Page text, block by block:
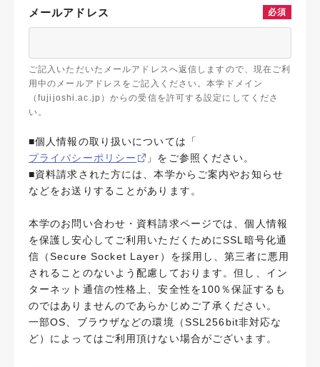
メールアドレス 必須
ご記入いただいたメールアドレスへ返信しますので、現在ご利
用中のメールアドレスをご記入ください。本学ドメイン
（fujijoshi.ac.jp）からの受信を許可する設定にしてくださ
い。
■個人情報の取り扱いについては「
プライバシーポリシー
」をご参照ください。
■資料請求された方には、本学からご案内やお知らせ
などをお送りすることがあります。
本学のお問い合わせ・資料請求ページでは、個人情報
を保護し安心してご利用いただくためにSSL暗号化通
信（Secure Socket Layer）を採用し、第三者に悪用
されることのないよう配慮しております。但し、イン
ターネット通信の性格上、安全性を100％保証するも
のではありませんのであらかじめご了承ください。
一部OS、ブラウザなどの環境（SSL256bit非対応な
ど）によってはご利用頂けない場合がございます。